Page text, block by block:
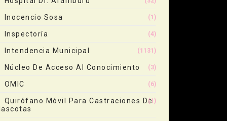
Inocencio Sosa (1)
Inspectoría (4)
Intendencia Municipal (1131)
Núcleo De Acceso Al Conocimiento (3)
OMIC (6)
Quirófano Móvil Para Castraciones De(1)